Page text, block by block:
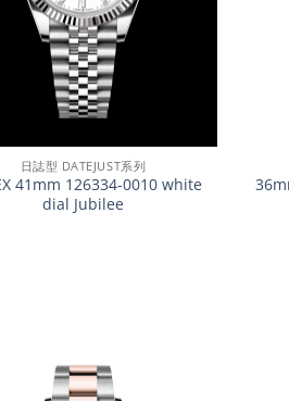
日誌型 DATEJUST系列
41mm 126334-0010 white
dial Jubilee